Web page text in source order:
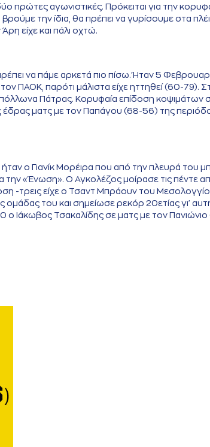
πρώτες αγωνιστικές. Πρόκειται για την
την ίδια, θα πρέπει να γυρίσουμε στα
είχε και πάλι οχτώ.
να πάμε αρκετά πιο πίσω. Ήταν 5
ΠΑΟΚ, παρότι μάλιστα είχε ηττηθεί (60-79).
Πάτρας. Κορυφαία επίδοση κοψιμάτων
έδρας ματς με τον Παπάγου (68-56) της
ο Γιανίκ Μορέιρα που από την πλευρά του
«Ένωση». Ο Αγκολέζος μοίρασε τις πέντε
-τρεις είχε ο Τσαντ Μπράουν του
του και σημείωσε ρεκόρ 20ετίας γι'
ο Ιάκωβος Τσακαλίδης σε ματς με τον